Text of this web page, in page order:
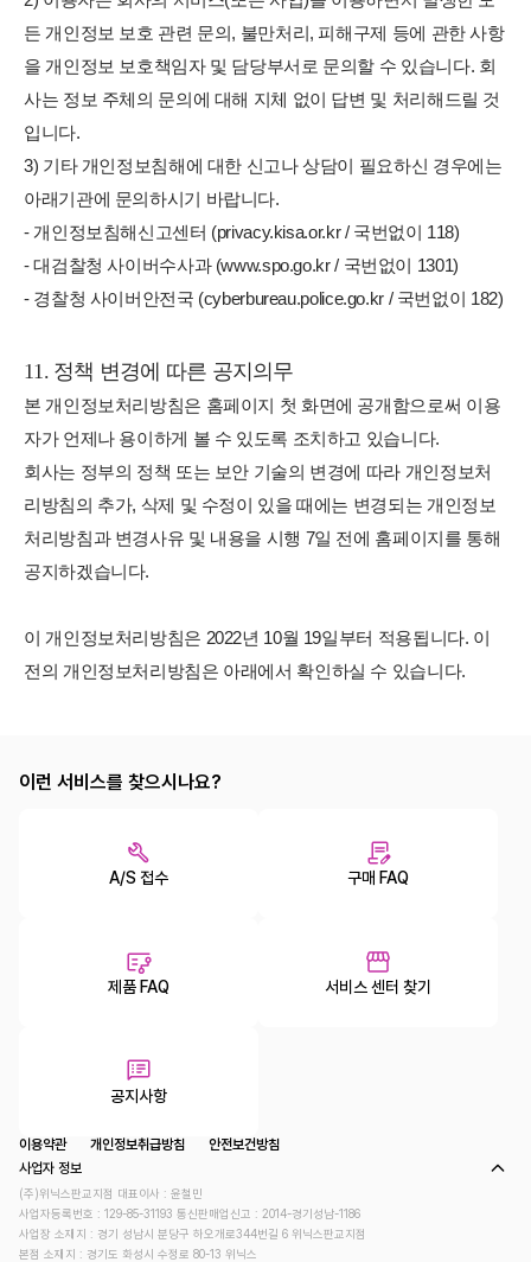
든 개인정보 보호 관련 문의, 불만처리, 피해구제 등에 관한 사항
을 개인정보 보호책임자 및 담당부서로 문의할 수 있습니다. 회
사는 정보 주체의 문의에 대해 지체 없이 답변 및 처리해드릴 것
입니다.
3) 기타 개인정보침해에 대한 신고나 상담이 필요하신 경우에는
아래기관에 문의하시기 바랍니다.
- 개인정보침해신고센터 (privacy.kisa.or.kr / 국번없이 118)
- 대검찰청 사이버수사과 (www.spo.go.kr / 국번없이 1301)
- 경찰청 사이버안전국 (cyberbureau.police.go.kr / 국번없이 182)
11. 정책 변경에 따른 공지의무
본 개인정보처리방침은 홈페이지 첫 화면에 공개함으로써 이용
자가 언제나 용이하게 볼 수 있도록 조치하고 있습니다.
회사는 정부의 정책 또는 보안 기술의 변경에 따라 개인정보처
리방침의 추가, 삭제 및 수정이 있을 때에는 변경되는 개인정보
처리방침과 변경사유 및 내용을 시행 7일 전에 홈페이지를 통해
공지하겠습니다.
이 개인정보처리방침은 2022년 10월 19일부터 적용됩니다. 이
전의 개인정보처리방침은 아래에서 확인하실 수 있습니다.
이런 서비스를 찾으시나요?
A/S 접수 구매 FAQ
제품 FAQ 서비스 센터 찾기
공지사항
이용약관 개인정보취급방침
안전보건방침
사업자 정보
(주)위닉스판교지점 대표이사 : 윤철민
사업자등록번호 : 129-85-31193 통신판매업신고 : 2014-경기성남-1186
사업장 소재지 : 경기 성남시 분당구 하오개로344번길 6 위닉스판교지점
본점 소재지 : 경기도 화성시 수정로 80-13 위닉스